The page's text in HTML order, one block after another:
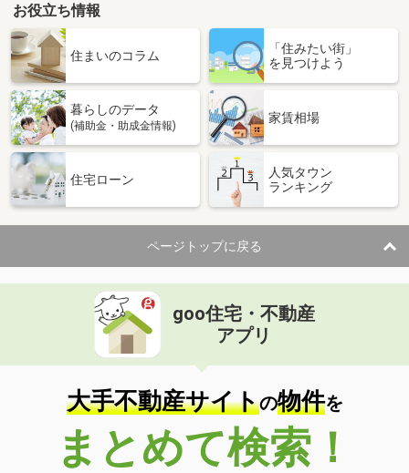
お役立ち情報
住まいのコラム
「住みたい街」
を見つけよう
暮らしのデータ
(補助金・助成金情報)
家賃相場
住宅ローン
人気タウン
ランキング
ページトップに戻る
goo住宅・不動産
アプリ
大手不動産サイトの物件を
まとめて検索！